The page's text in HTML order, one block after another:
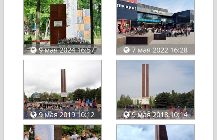
9 мая 2024 16:57 7 мая 2022 16:28
9 мая 2019 10:12 9 мая 2018 10:14